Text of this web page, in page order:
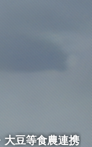
豆等食農連携